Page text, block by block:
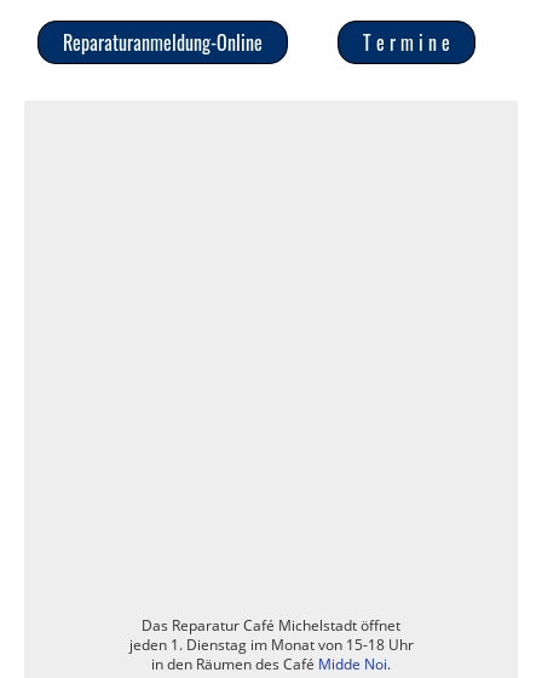
Reparaturanmeldung-Online T e r m i n e
Das Reparatur Café Michelstadt öffnet
jeden 1. Dienstag im Monat von 15-18 Uhr
in den Räumen des Café Midde Noi.